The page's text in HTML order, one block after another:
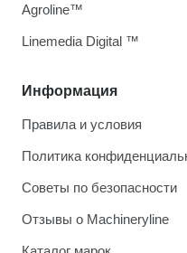
Информация
Правила и условия
Политика
Советы по безопасности
Отзывы о Machineryline
Agroline™
Linemedia Digital ™